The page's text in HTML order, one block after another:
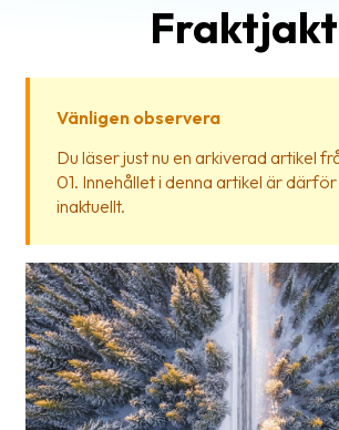
är
Fraktjakt?
Hjälp?
Vanliga
frågor
&
svar
Ordlista
Fraktjakt
Vänligen observera
Du läser just nu en arkiverad artikel
01. Innehållet i denna artikel är
inaktuellt.